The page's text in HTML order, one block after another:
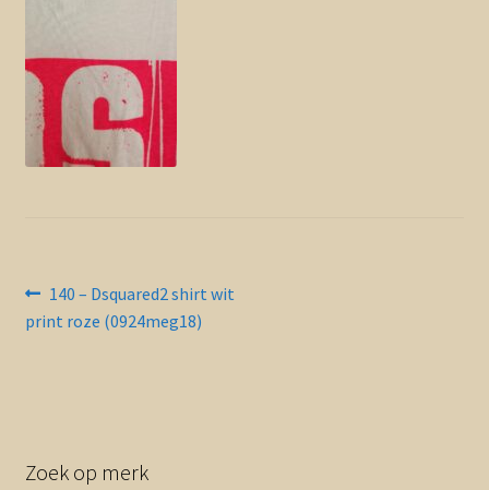
Bericht
navigatie
Vorig
bericht:
140 – Dsquared2 shirt wit
print roze (0924meg18)
Zoek op merk